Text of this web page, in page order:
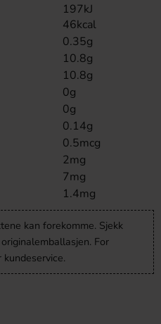
197kJ
46kcal
0.35g
10.8g
10.8g
0g
0g
0.14g
0.5mcg
2mg
7mg
1.4mg
kan forekomme. Sjekk
For